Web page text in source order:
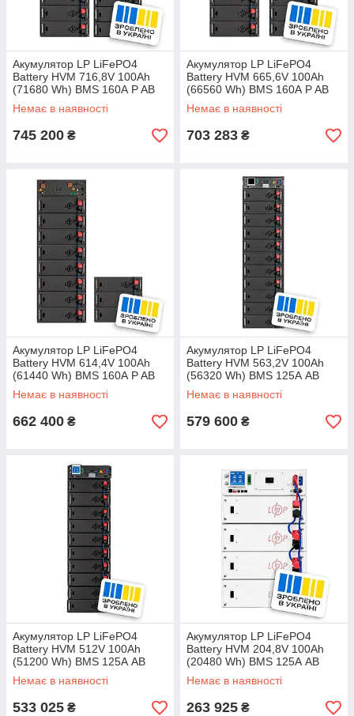
Акумулятор LP LiFePO4
Battery HVM 716,8V 100Ah
(71680 Wh) BMS 160А P AB
black
Немає в наявності
745 200 ₴
Акумулятор LP LiFePO4
Battery HVM 665,6V 100Ah
(66560 Wh) BMS 160А P AB
black
Немає в наявності
703 283 ₴
Акумулятор LP LiFePO4
Battery HVM 614,4V 100Ah
(61440 Wh) BMS 160А P AB
black
Немає в наявності
662 400 ₴
Акумулятор LP LiFePO4
Battery HVM 563,2V 100Ah
(56320 Wh) BMS 125А AB
black
Немає в наявності
579 600 ₴
Акумулятор LP LiFePO4
Battery HVM 512V 100Ah
(51200 Wh) BMS 125А AB
black
Немає в наявності
533 025 ₴
Акумулятор LP LiFePO4
Battery HVM 204,8V 100Ah
(20480 Wh) BMS 125А AB
white
Немає в наявності
263 925 ₴